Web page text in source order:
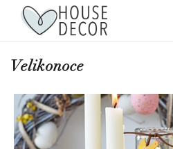
Velikonoce